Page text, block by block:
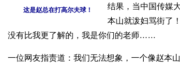
这是赵总在打高尔夫球！
结果，当中国传媒
本山就泼妇骂街了
没有比我更了解的，我是你们的老师……
一位网友指责道：我们无法想象，一个像赵本